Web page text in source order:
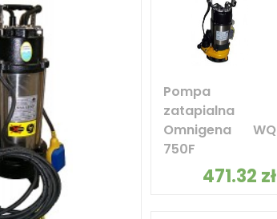
Pompa
zatapialna
Omnigena WQ
750F
471.32 zł